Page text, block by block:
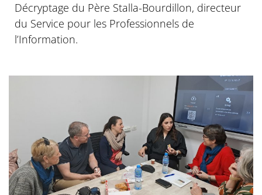
Décryptage du Père Stalla-Bourdillon, directeur
du Service pour les Professionnels de
l’Information.